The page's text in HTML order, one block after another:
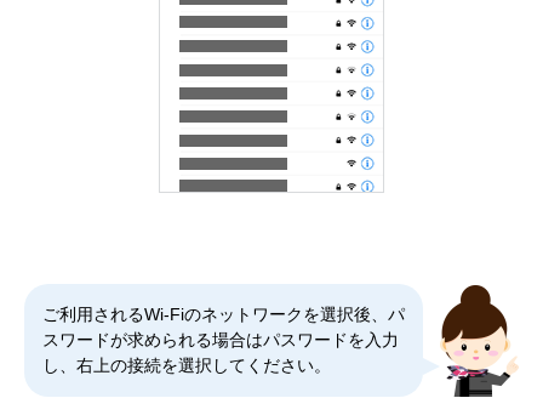
ご利用されるWi-Fiのネットワークを選択後、パ
スワードが求められる場合はパスワードを入力
し、右上の接続を選択してください。